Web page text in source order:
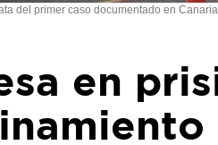
del primer caso documentado en
en